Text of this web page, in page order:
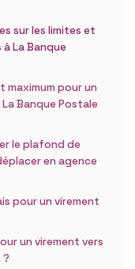
sur les limites et
La Banque
maximum pour un
Banque Postale
le plafond de
en agence
pour un virement
un virement vers
?